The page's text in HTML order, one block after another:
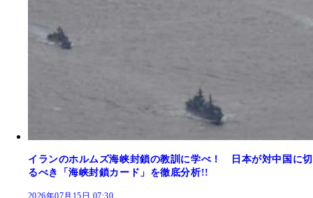
イランのホルムズ海峡封鎖の教訓に学べ！ 日本が対中国に切
るべき「海峡封鎖カード」を徹底分析!!